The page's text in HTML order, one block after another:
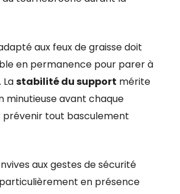
aux feux de graisse doit
en permanence pour parer à
stabilité du support mérite
minutieuse avant chaque
prévenir tout basculement
aux gestes de sécurité
en présence